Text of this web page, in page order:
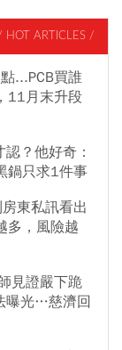
HOT ARTICLES /
...PCB買誰
11月末升段
？他好奇：
鍋只求1件事
東私訊看出
多，風險越
見證嚴下跪
曝光…慈濟回